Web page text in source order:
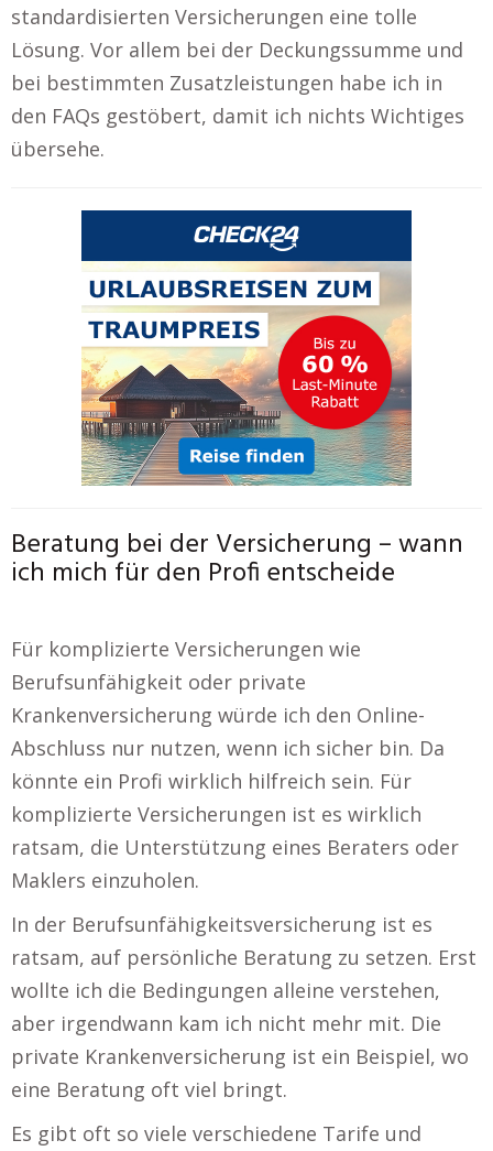
standardisierten Versicherungen eine tolle
Lösung. Vor allem bei der Deckungssumme und
bei bestimmten Zusatzleistungen habe ich in
den FAQs gestöbert, damit ich nichts Wichtiges
übersehe.
Beratung bei der Versicherung – wann
ich mich für den Profi entscheide
Für komplizierte Versicherungen wie
Berufsunfähigkeit oder private
Krankenversicherung würde ich den Online-
Abschluss nur nutzen, wenn ich sicher bin. Da
könnte ein Profi wirklich hilfreich sein. Für
komplizierte Versicherungen ist es wirklich
ratsam, die Unterstützung eines Beraters oder
Maklers einzuholen.
In der Berufsunfähigkeitsversicherung ist es
ratsam, auf persönliche Beratung zu setzen. Erst
wollte ich die Bedingungen alleine verstehen,
aber irgendwann kam ich nicht mehr mit. Die
private Krankenversicherung ist ein Beispiel, wo
eine Beratung oft viel bringt.
Es gibt oft so viele verschiedene Tarife und